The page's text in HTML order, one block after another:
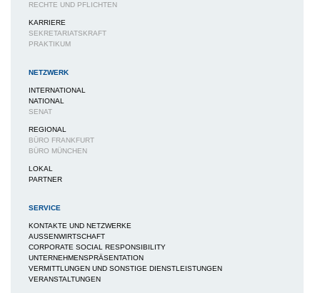
RECHTE UND PFLICHTEN
KARRIERE
SEKRETARIATSKRAFT
PRAKTIKUM
NETZWERK
INTERNATIONAL
NATIONAL
SENAT
REGIONAL
BÜRO FRANKFURT
BÜRO MÜNCHEN
LOKAL
PARTNER
SERVICE
KONTAKTE UND NETZWERKE
AUSSENWIRTSCHAFT
CORPORATE SOCIAL RESPONSIBILITY
UNTERNEHMENSPRÄSENTATION
VERMITTLUNGEN UND SONSTIGE DIENSTLEISTUNGEN
VERANSTALTUNGEN